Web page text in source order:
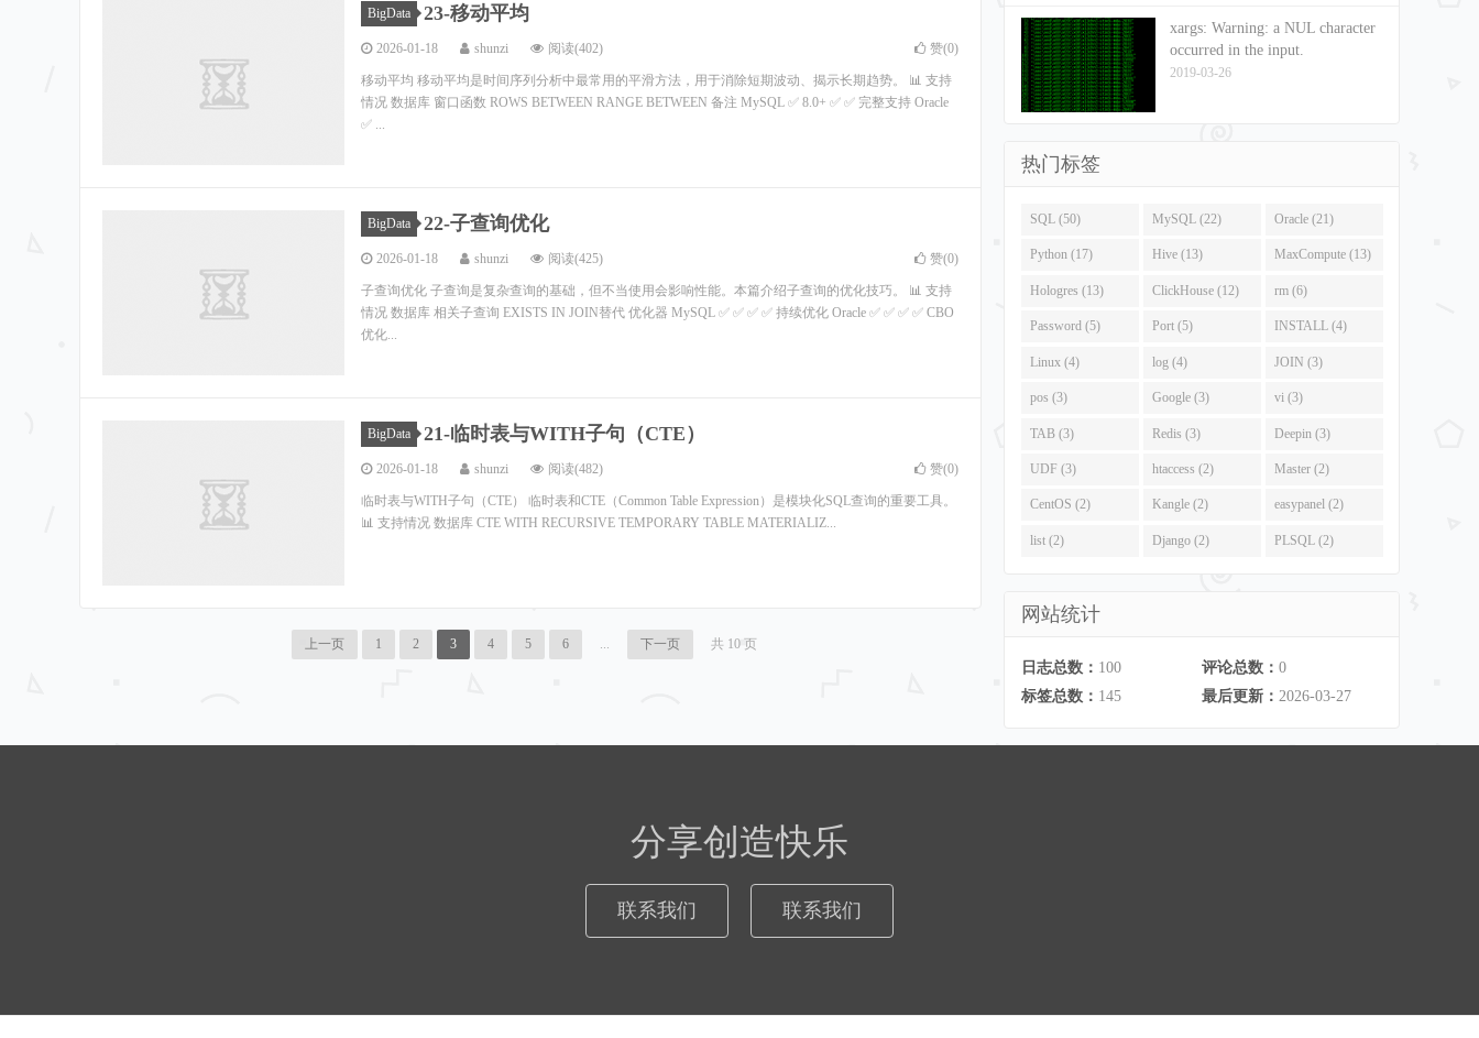
BigData 23-移动平均
2026-01-18 shunzi 阅读(402) 赞(0)
移动平均 移动平均是时间序列分析中最常用的平滑方法，用于消除短期波动、揭示长期趋势。 📊 支持
情况 数据库 窗口函数 ROWS BETWEEN RANGE BETWEEN 备注 MySQL ✅ 8.0+ ✅ ✅ 完整支持 Oracle
✅ ...
BigData 22-子查询优化
2026-01-18 shunzi 阅读(425) 赞(0)
子查询优化 子查询是复杂查询的基础，但不当使用会影响性能。本篇介绍子查询的优化技巧。 📊 支持
情况 数据库 相关子查询 EXISTS IN JOIN替代 优化器 MySQL ✅ ✅ ✅ ✅ 持续优化 Oracle ✅ ✅ ✅ ✅ CBO
优化...
BigData 21-临时表与WITH子句（CTE）
2026-01-18 shunzi 阅读(482) 赞(0)
临时表与WITH子句（CTE） 临时表和CTE（Common Table Expression）是模块化SQL查询的重要工具。
📊 支持情况 数据库 CTE WITH RECURSIVE TEMPORARY TABLE MATERIALIZ...
上一页 1 2 3 4 5 6 下一页 共 10 页
xargs: Warning: a NUL character
occurred in the input.
2019-03-26
热门标签
SQL (50) MySQL (22) Oracle (21)
Python (17) Hive (13) MaxCompute (13)
Hologres (13) ClickHouse (12) rm (6)
Password (5) Port (5) INSTALL (4)
Linux (4) log (4) JOIN (3)
pos (3) Google (3) vi (3)
TAB (3) Redis (3) Deepin (3)
UDF (3) htaccess (2) Master (2)
CentOS (2) Kangle (2) easypanel (2)
list (2) Django (2) PLSQL (2)
网站统计
日志总数： 100 评论总数： 0
标签总数： 145 最后更新： 2026-03-27
分享创造快乐
联系我们 联系我们